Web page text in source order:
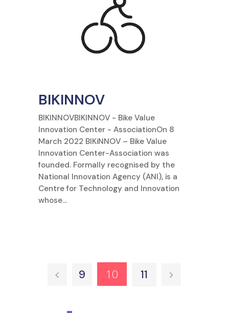
BIKINNOV
BIKINNOVBIKINNOV - Bike Value
Innovation Center - AssociationOn 8
March 2022 BIKiNNOV – Bike Value
Innovation Center-Association was
founded. Formally recognised by the
National Innovation Agency (ANI), is a
Centre for Technology and Innovation
whose...
< 9 10 11 >